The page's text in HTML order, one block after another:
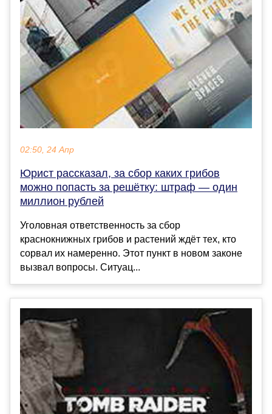
02:50, 24 Апр
Юрист рассказал, за сбор каких грибов
можно попасть за решётку: штраф — один
миллион рублей
Уголовная ответственность за сбор
краснокнижных грибов и растений ждёт тех, кто
сорвал их намеренно. Этот пункт в новом законе
вызвал вопросы. Ситуац...